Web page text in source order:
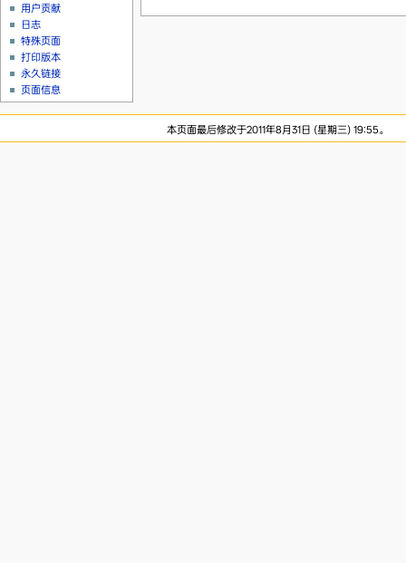
用户贡献
日志
特殊页面
打印版本
永久链接
页面信息
本页面最后修改于2011年8月31日 (星期三) 19:55。